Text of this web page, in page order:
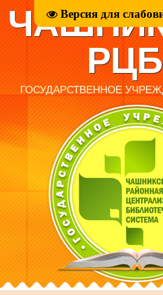
Версия для
ГОСУДАРСТВЕННОЕ